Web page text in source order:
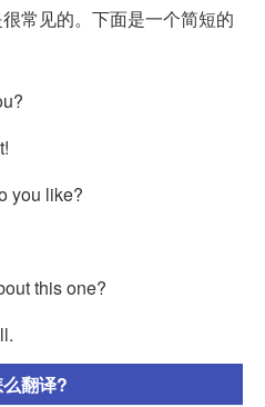
常见的。下面是一个简短的
you like?
this one?
翻译?